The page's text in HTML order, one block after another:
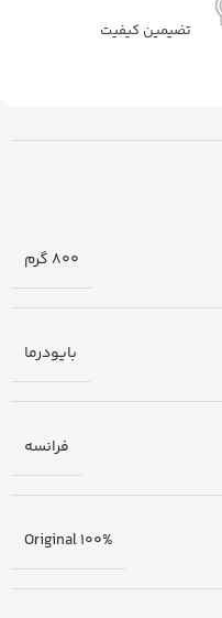
تضیمین کیفیت
800 گرم
بایودرما
فرانسه
Original 100%